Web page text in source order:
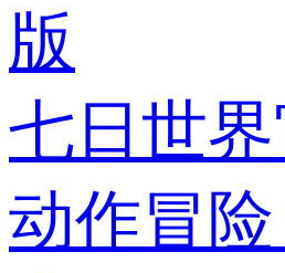
七日世
动作冒险